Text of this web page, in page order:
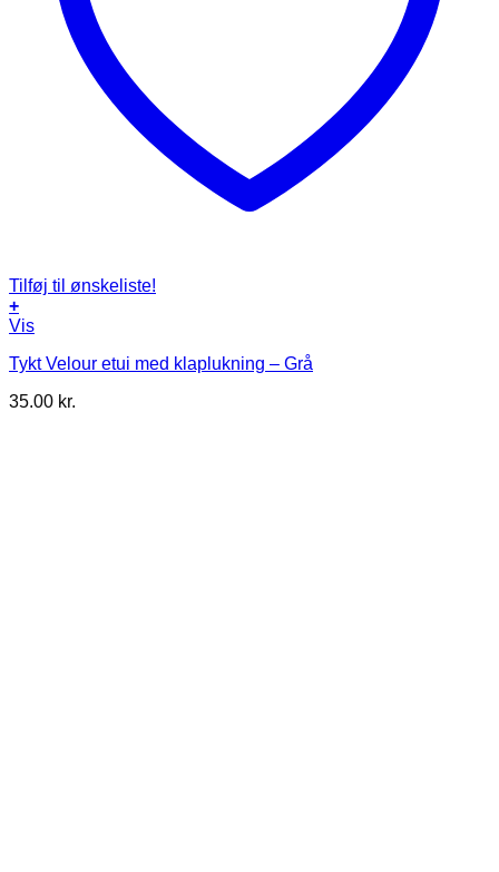
Tilføj til ønskeliste!
+
Vis
Tykt Velour etui med klaplukning – Grå
35.00 kr.